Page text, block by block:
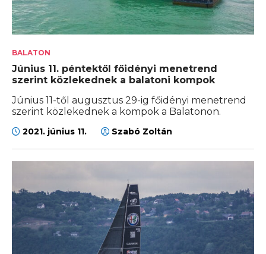
BALATON
Június 11. péntektől főidényi menetrend
szerint közlekednek a balatoni kompok
Június 11-től augusztus 29-ig főidényi menetrend
szerint közlekednek a kompok a Balatonon.
2021. június 11. Szabó Zoltán